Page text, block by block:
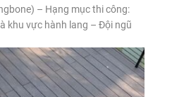
– Hạng mục thi công:
khu vực hành lang – Đội ngũ
sàn gỗ xương cá cốt xanh